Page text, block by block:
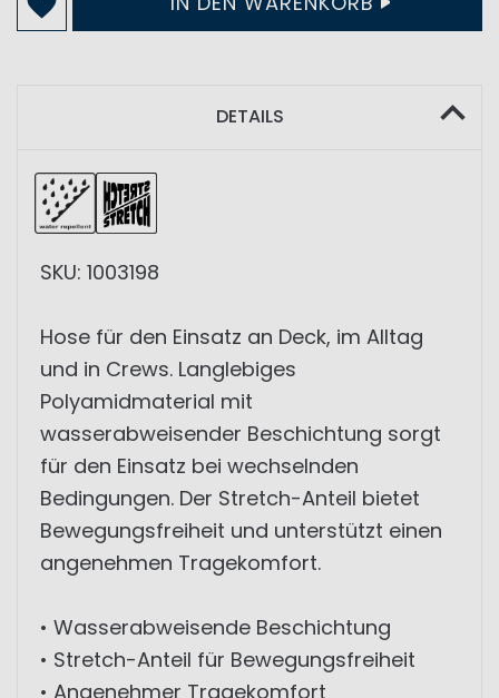
DETAILS
SKU: 1003198
Hose für den Einsatz an Deck, im Alltag
und in Crews. Langlebiges
Polyamidmaterial mit
wasserabweisender Beschichtung sorgt
für den Einsatz bei wechselnden
Bedingungen. Der Stretch-Anteil bietet
Bewegungsfreiheit und unterstützt einen
angenehmen Tragekomfort.
• Wasserabweisende Beschichtung
• Stretch-Anteil für Bewegungsfreiheit
• Angenehmer Tragekomfort